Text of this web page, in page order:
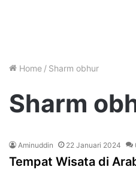
Home / Sharm obhur
Sharm
Aminuddin 22 Januari 2024
Tempat Wisata di